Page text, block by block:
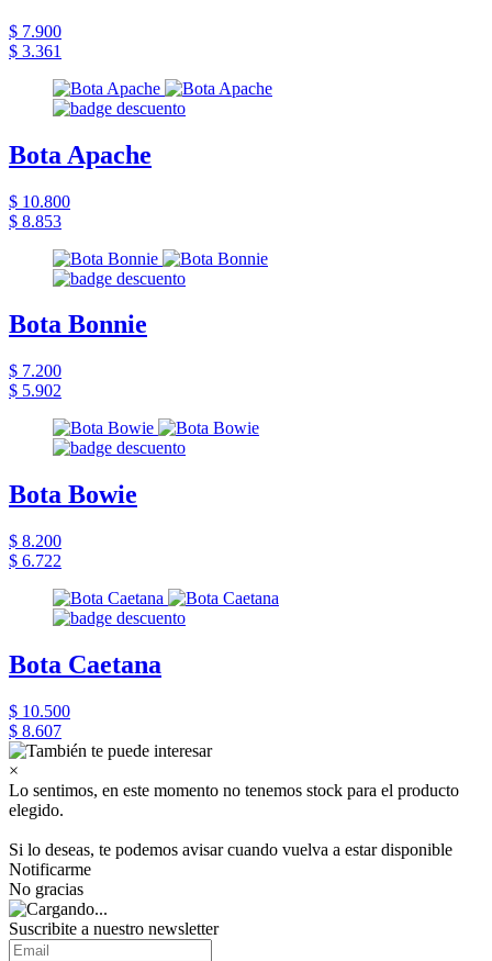
$ 7.900
$ 3.361
Bota Apache
$ 10.800
$ 8.853
Bota Bonnie
$ 7.200
$ 5.902
Bota Bowie
$ 8.200
$ 6.722
Bota Caetana
$ 10.500
$ 8.607
×
Lo sentimos, en este momento no tenemos stock para el producto
elegido.
Si lo deseas, te podemos avisar cuando vuelva a estar disponible
Notificarme
No gracias
Suscribite a nuestro newsletter